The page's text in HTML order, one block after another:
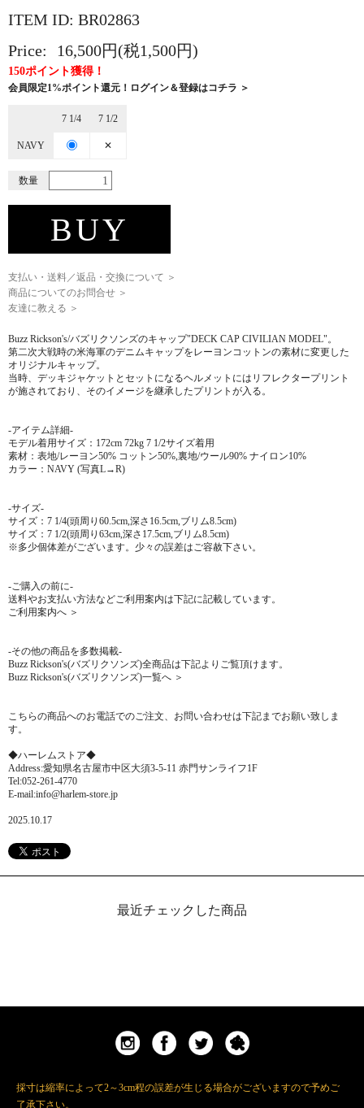
ITEM ID: BR02863
Price:
16,500円(税1,500円)
150ポイント獲得！
会員限定1%ポイント還元！ログイン＆登録はコチラ ＞
7 1/4 7 1/2
NAVY ✕
数量
BUY
支払い・送料／返品・交換について ＞
商品についてのお問合せ ＞
友達に教える ＞
Buzz Rickson's/バズリクソンズのキャップ"DECK CAP CIVILIAN MODEL"。
第二次大戦時の米海軍のデニムキャップをレーヨンコットンの素材に変更した
オリジナルキャップ。
当時、デッキジャケットとセットになるヘルメットにはリフレクタープリント
が施されており、そのイメージを継承したプリントが入る。
-アイテム詳細-
モデル着用サイズ：172cm 72kg 7 1/2サイズ着用
素材：表地/レーヨン50% コットン50%,裏地/ウール90% ナイロン10%
カラー：NAVY (写真L→R)
-サイズ-
サイズ：7 1/4(頭周り60.5cm,深さ16.5cm,ブリム8.5cm)
サイズ：7 1/2(頭周り63cm,深さ17.5cm,ブリム8.5cm)
※多少個体差がございます。少々の誤差はご容赦下さい。
-ご購入の前に-
送料やお支払い方法などご利用案内は下記に記載しています。
ご利用案内へ ＞
-その他の商品を多数掲載-
Buzz Rickson's(バズリクソンズ)全商品は下記よりご覧頂けます。
Buzz Rickson's(バズリクソンズ)一覧へ ＞
こちらの商品へのお電話でのご注文、お問い合わせは下記までお願い致しま
す。
◆ハーレムストア◆
Address:愛知県名古屋市中区大須3-5-11 赤門サンライフ1F
Tel:052-261-4770
E-mail:info@harlem-store.jp
2025.10.17
最近チェックした商品
採寸は縮率によって2～3cm程の誤差が生じる場合がございますので予めご
了承下さい。